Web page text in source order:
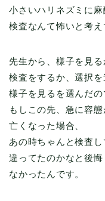
小さいハリネズミに麻
検査なんて怖いと考え
先生から、様子を見る
検査をするか、選択を
様子を見るを選んだの
もしこの先、急に容態
亡くなった場合、
あの時ちゃんと検査し
違ってたのかなと後悔
なかったんです。